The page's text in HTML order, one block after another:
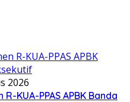
2026
KUA-PPAS APBK Banda